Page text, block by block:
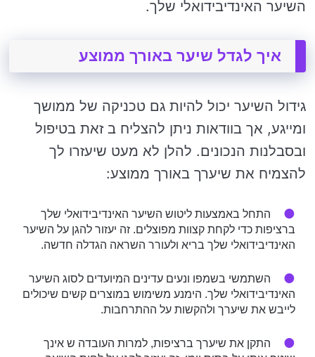
השיער האינדיבידואלי שלך.
איך לגדל שיער באורך ממוצע
גידול השיער יכול להיות גם טכניקה של ממושך
ומייגע, אך בוודאות ניתן להצליח ב זאת בטיפול
ובסבלנות הנכונים. להלן לא מעט שיעזרו לך
להצמיח את שיערך באורך ממוצע:
התחל באמצעות ליטוש השיער האינדיבידואלי שלך
ברציפות כדי לקחת קצוות מפוצלים. זה יעזור להגן על השיער
האינדיבידואלי שלך בריא ולעורר השראה הגדלה חדשה.
השתמשי בשמפו ונעים עדינים המיועדים לסוג השיער
האינדיבידואלי שלך. הימנע משימוש במוצרים קשים שיכולים
לייבש את שיערך ולהקשות על ההתרחבות.
התקן את שיערך ברציפות, למרות העובדה ש אינך